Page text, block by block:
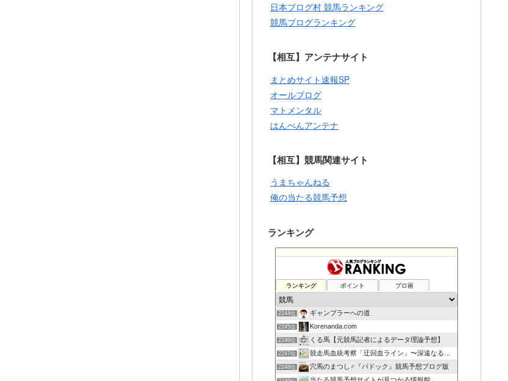
日本ブログ村 競馬ランキング
競馬ブログランキング
【相互】アンテナサイト
まとめサイト速報SP
オールブログ
マトメンタル
はんぺんアンテナ
【相互】競馬関連サイト
うまちゃんねる
俺の当たる競馬予想
ランキング
ランキング ポイント ブロ画
2244位 ギャンブラーへの道
2245位 Korenanda.com
2246位 くる馬【元競馬記者によるデータ理論予想】
2247位 競走馬血統考察「迂回血ライン」〜深遠なる血の連鎖〜
2248位 穴馬のまつし♂『パドック』競馬予想ブログ版